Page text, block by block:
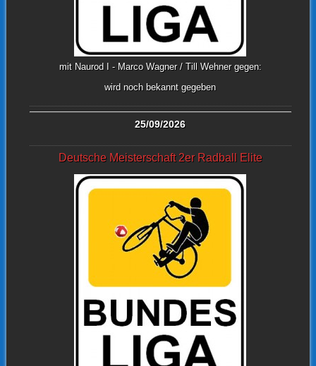
mit Naurod I - Marco Wagner / Till Wehner gegen:
wird noch bekannt gegeben
25/09/2026
Deutsche Meisterschaft 2er Radball Elite